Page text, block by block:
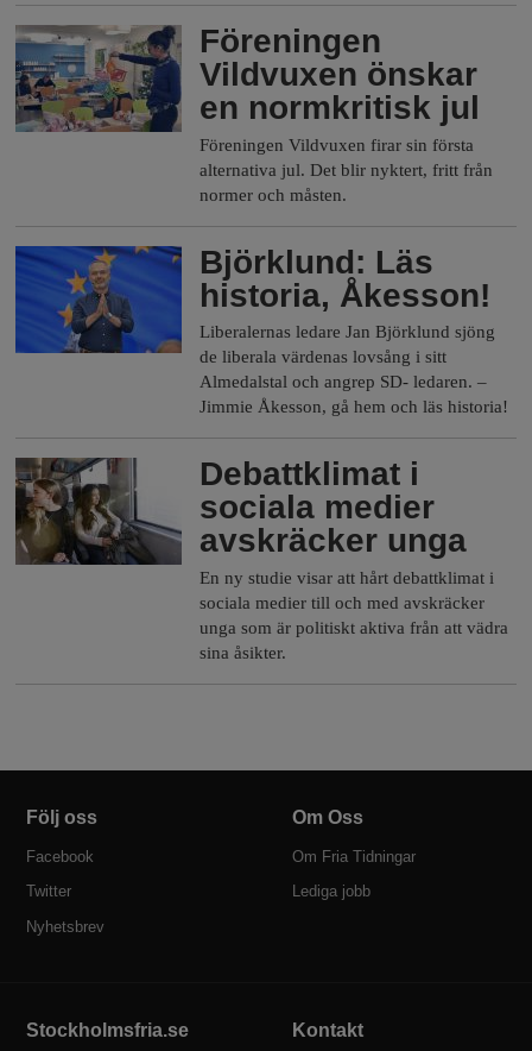
Föreningen
Vildvuxen önskar
en normkritisk jul
Föreningen Vildvuxen firar sin första
alternativa jul. Det blir nyktert, fritt från
normer och måsten.
Björklund: Läs
historia, Åkesson!
Liberalernas ledare Jan Björklund sjöng
de liberala värdenas lovsång i sitt
Almedalstal och angrep SD- ledaren. –
Jimmie Åkesson, gå hem och läs historia!
Debattklimat i
sociala medier
avskräcker unga
En ny studie visar att hårt debattklimat i
sociala medier till och med avskräcker
unga som är politiskt aktiva från att vädra
sina åsikter.
Följ oss
Facebook
Twitter
Nyhetsbrev
Om Oss
Om Fria Tidningar
Lediga jobb
Stockholmsfria.se Kontakt